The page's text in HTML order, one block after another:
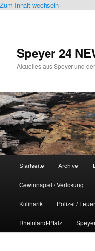
Zum Inhalt wechseln
Speyer 24
Aktuelles aus Speyer und
Startseite Archive
Gewinnspiel / Verlosung
Kulinarik Polizei /
Rheinland-Pfalz Speyer